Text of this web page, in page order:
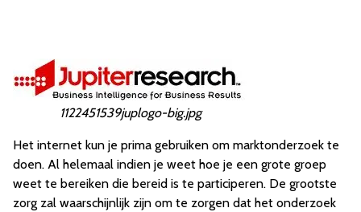
1122451539juplogo-big.jpg
Het internet kun je prima gebruiken om marktonderzoek te
doen. Al helemaal indien je weet hoe je een grote groep
weet te bereiken die bereid is te participeren. De grootste
zorg zal waarschijnlijk zijn om te zorgen dat het onderzoek